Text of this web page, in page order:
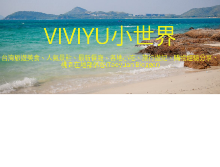
VIVIYU小世界
台灣旅遊美食、人氣景點、最新餐廳、各地小吃、旅行遊記、購物經驗分享．
桃園在地部落客(Taoyuan Blogger)